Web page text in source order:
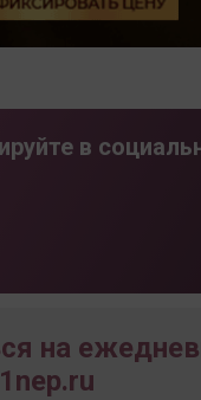
в
на